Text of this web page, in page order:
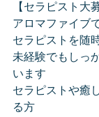
【セラピスト大
アロマファイブ
セラピストを随
未経験でもしっ
います
セラピストや癒
る方